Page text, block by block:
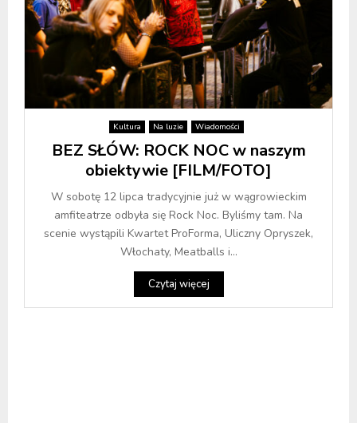
Kultura Na luzie Wiadomości
BEZ SŁÓW: ROCK NOC w naszym
obiektywie [FILM/FOTO]
W sobotę 12 lipca tradycyjnie już w wągrowieckim
amfiteatrze odbyła się Rock Noc. Byliśmy tam. Na
scenie wystąpili Kwartet ProForma, Uliczny Opryszek,
Włochaty, Meatballs i...
Czytaj więcej